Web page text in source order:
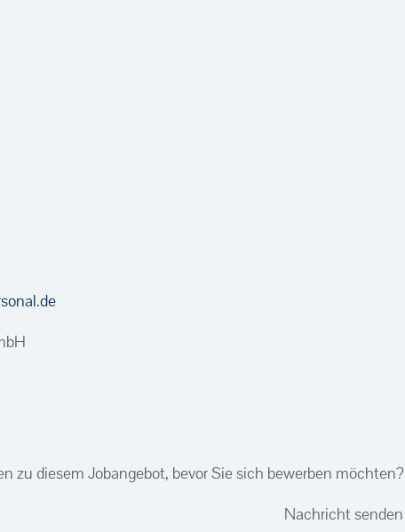
zu diesem Jobangebot, bevor Sie sich bewerben möchten?
Nachricht senden